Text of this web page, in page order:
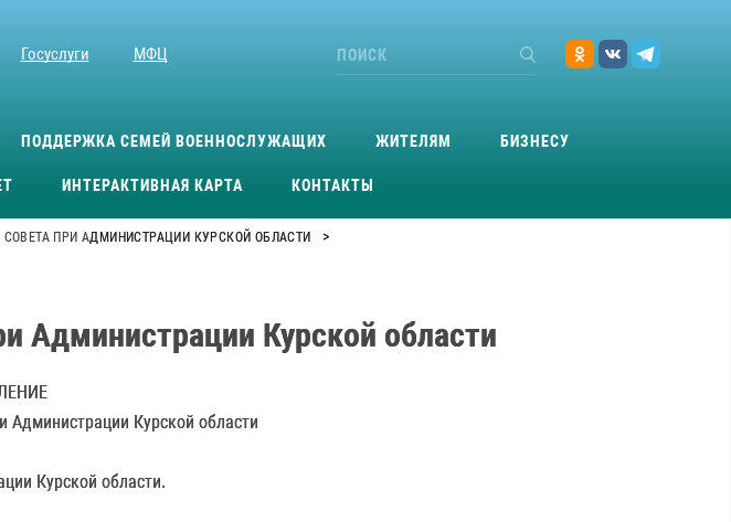
Госуслуги МФЦ
ПОДДЕРЖКА СЕМЕЙ ВОЕННОСЛУЖАЩИХ ЖИТЕЛЯМ БИЗНЕСУ
ИНТЕРАКТИВНАЯ КАРТА КОНТАКТЫ
ПРИ АДМИНИСТРАЦИИ КУРСКОЙ ОБЛАСТИ >
Администрации Курской области
Администрации Курской области
Курской области.